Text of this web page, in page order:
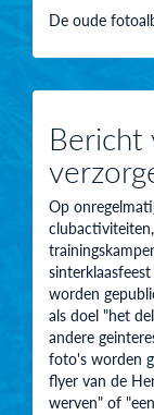
De oude
Bericht
Op
worden
als doel "het
andere
foto's worden
flyer van de
werven" of